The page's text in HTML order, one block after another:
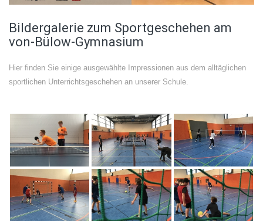
Bildergalerie zum Sportgeschehen am
von-Bülow-Gymnasium
Hier finden Sie einige ausgewählte Impressionen aus dem alltäglichen
sportlichen Unterrichtsgeschehen an unserer Schule.